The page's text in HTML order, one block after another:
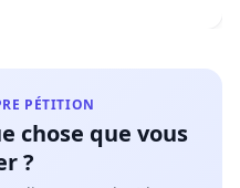
PÉTITION
chose que vous
?